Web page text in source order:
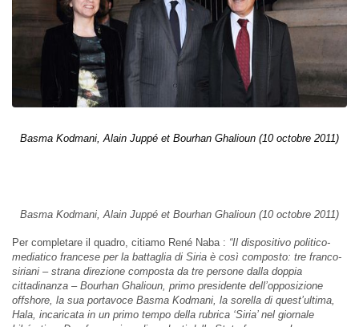
Basma Kodmani, Alain Juppé et Bourhan Ghalioun (10 octobre 2011)
Basma Kodmani, Alain Juppé et Bourhan Ghalioun (10 octobre 2011)
Per completare il quadro, citiamo René Naba : “Il dispositivo politico-
mediatico francese per la battaglia di Siria è così composto: tre franco-
siriani – strana direzione composta da tre persone dalla doppia
cittadinanza – Bourhan Ghalioun, primo presidente dell’opposizione
offshore, la sua portavoce Basma Kodmani, la sorella di quest’ultima,
Hala, incaricata in un primo tempo della rubrica ‘Siria’ nel giornale